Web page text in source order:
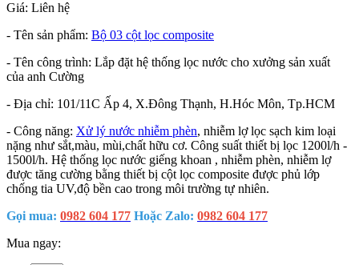
Giá: Liên hệ
- Tên sản phẩm: Bộ 03 cột lọc composite
- Tên công trình: Lắp đặt hệ thống lọc nước cho xưởng sản xuất
của anh Cường
- Địa chỉ: 101/11C Ấp 4, X.Đông Thạnh, H.Hóc Môn, Tp.HCM
- Công năng: Xử lý nước nhiễm phèn, nhiễm lợ lọc sạch kim loại
nặng như sắt,màu, mùi,chất hữu cơ. Công suất thiết bị lọc 1200l/h -
1500l/h. Hệ thống lọc nước giếng khoan , nhiễm phèn, nhiễm lợ
được tăng cường bằng thiết bị cột lọc composite được phủ lớp
chống tia UV,độ bền cao trong môi trường tự nhiên.
Gọi mua: 0982 604 177 Hoặc Zalo: 0982 604 177
Mua ngay: